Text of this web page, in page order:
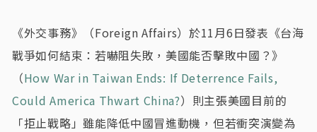
《外交事務》（Foreign Affairs）於11月6日發表《台海
戰爭如何結束：若嚇阻失敗，美國能否擊敗中國？》
（How War in Taiwan Ends: If Deterrence Fails,
Could America Thwart China?）則主張美國目前的
「拒止戰略」雖能降低中國冒進動機，但若衝突演變為